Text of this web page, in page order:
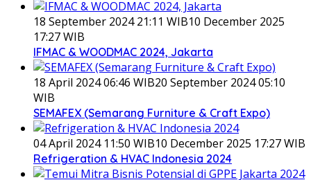
18 September 2024 21:11 WIB10 December 2025
17:27 WIB
IFMAC & WOODMAC 2024, Jakarta
18 April 2024 06:46 WIB20 September 2024 05:10
WIB
SEMAFEX (Semarang Furniture & Craft Expo)
04 April 2024 11:50 WIB10 December 2025 17:27 WIB
Refrigeration & HVAC Indonesia 2024